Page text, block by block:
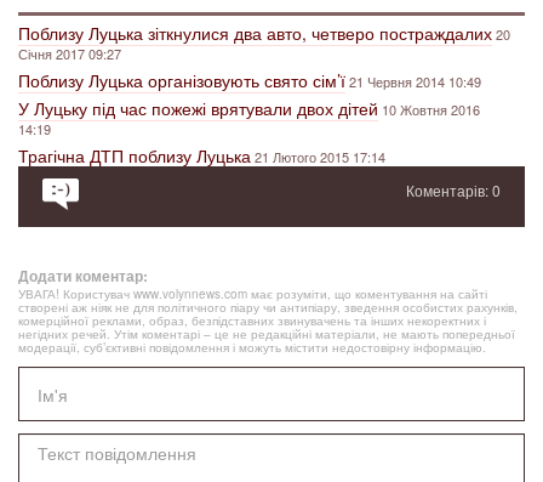
Поблизу Луцька зіткнулися два авто, четверо постраждалих20
Січня 2017 09:27
Поблизу Луцька організовують свято сім’ї21 Червня 2014 10:49
У Луцьку під час пожежі врятували двох дітей 10 Жовтня 2016
14:19
Трагічна ДТП поблизу Луцька21 Лютого 2015 17:14
Коментарів: 0
Додати коментар:
УВАГА! Користувач www.volynnews.com має розуміти, що коментування на сайті
створені аж ніяк не для політичного піару чи антипіару, зведення особистих рахунків,
комерційної реклами, образ, безпідставних звинувачень та інших некоректних і
негідних речей. Утім коментарі – це не редакційні матеріали, не мають попередньої
модерації, суб’єктивні повідомлення і можуть містити недостовірну інформацію.